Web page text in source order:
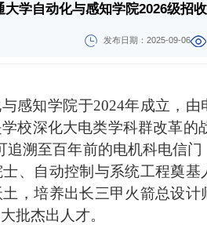
大学自动化与感知学院2026级招
发布日期：2025-09-06
感知学院于2024年成立，由
校深化大电类学科群改革的
追溯至百年前的电机科电信
、自动控制与系统工程奠
，培养出长三甲火箭总设计
批杰出人才。